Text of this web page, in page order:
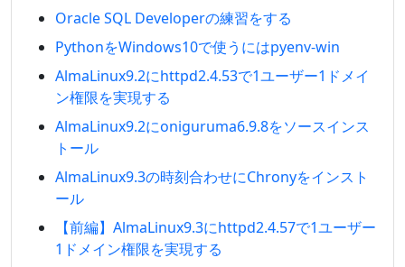
Oracle SQL Developerの練習をする
PythonをWindows10で使うにはpyenv-win
AlmaLinux9.2にhttpd2.4.53で1ユーザー1ドメイ
ン権限を実現する
AlmaLinux9.2にoniguruma6.9.8をソースインス
トール
AlmaLinux9.3の時刻合わせにChronyをインスト
ール
【前編】AlmaLinux9.3にhttpd2.4.57で1ユーザー
1ドメイン権限を実現する